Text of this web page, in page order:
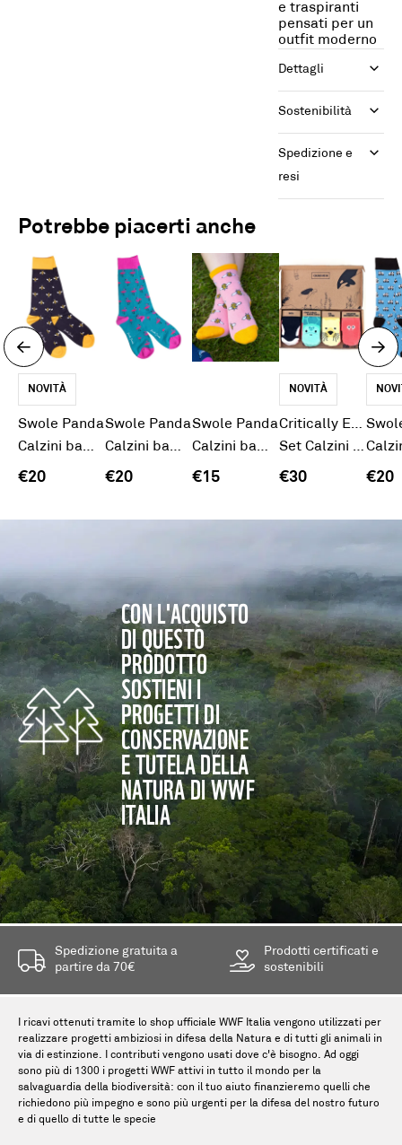
e traspiranti
pensati per un
outfit moderno
Dettagli
Sostenibilità
Spedizione e
resi
Potrebbe piacerti anche
NOVITÀ
Swole Panda
Calzini bambù ape navy
€20
Swole Panda
Calzini bambù fenicottero
€20
Swole Panda
Calzini bambù junior ape
€15
NOVITÀ
Critically Endangered
Set Calzini Bimbo Oceano
€30 €20
CON L'ACQUISTO
DI QUESTO
PRODOTTO
SOSTIENI I
PROGETTI DI
CONSERVAZIONE
E TUTELA DELLA
NATURA DI WWF
ITALIA
Spedizione gratuita a
partire da 70€
Prodotti certificati e
sostenibili
I ricavi ottenuti tramite lo shop ufficiale WWF Italia vengono utilizzati per
realizzare progetti ambiziosi in difesa della Natura e di tutti gli animali in
via di estinzione. I contributi vengono usati dove c'è bisogno. Ad oggi
sono più di 1300 i progetti WWF attivi in tutto il mondo per la
salvaguardia della biodiversità: con il tuo aiuto finanzieremo quelli che
richiedono più impegno e sono più urgenti per la difesa del nostro futuro
e di quello di tutte le specie